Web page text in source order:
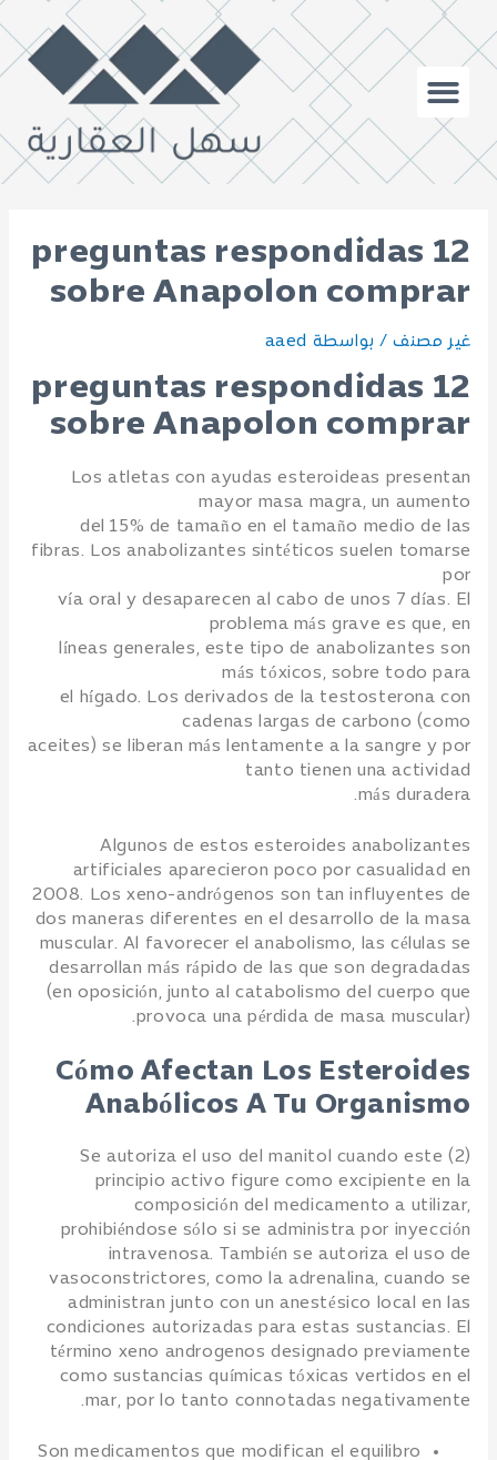
12 preguntas respondidas
sobre Anapolon comprar
غير مصنف/ بواسطة aaed
12 preguntas respondidas
sobre Anapolon comprar
Los atletas con ayudas esteroideas presentan
mayor masa magra, un aumento
del 15% de tamaño en el tamaño medio de las
fibras. Los anabolizantes sintéticos suelen tomarse
por
vía oral y desaparecen al cabo de unos 7 días. El
problema más grave es que, en
líneas generales, este tipo de anabolizantes son
más tóxicos, sobre todo para
el hígado. Los derivados de la testosterona con
cadenas largas de carbono (como
aceites) se liberan más lentamente a la sangre y por
tanto tienen una actividad
más duradera.
Algunos de estos esteroides anabolizantes
artificiales aparecieron poco por casualidad en
2008. Los xeno-andrógenos son tan influyentes de
dos maneras diferentes en el desarrollo de la masa
muscular. Al favorecer el anabolismo, las células se
desarrollan más rápido de las que son degradadas
(en oposición, junto al catabolismo del cuerpo que
provoca una pérdida de masa muscular).
Cómo Afectan Los Esteroides
Anabólicos A Tu Organismo
(2) Se autoriza el uso del manitol cuando este
principio activo figure como excipiente en la
composición del medicamento a utilizar,
prohibiéndose sólo si se administra por inyección
intravenosa. También se autoriza el uso de
vasoconstrictores, como la adrenalina, cuando se
administran junto con un anestésico local en las
condiciones autorizadas para estas sustancias. El
término xeno androgenos designado previamente
como sustancias químicas tóxicas vertidos en el
mar, por lo tanto connotadas negativamente.
Son medicamentos que modifican el equilibro